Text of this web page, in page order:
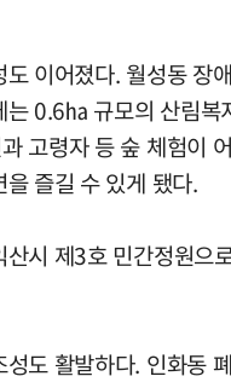
도 이어졌다. 월성동 장
는 0.6㏊ 규모의 산림복
고령자 등 숲 체험이
즐길 수 있게 됐다.
산시 제3호 민간정원으
성도 활발하다. 인화동